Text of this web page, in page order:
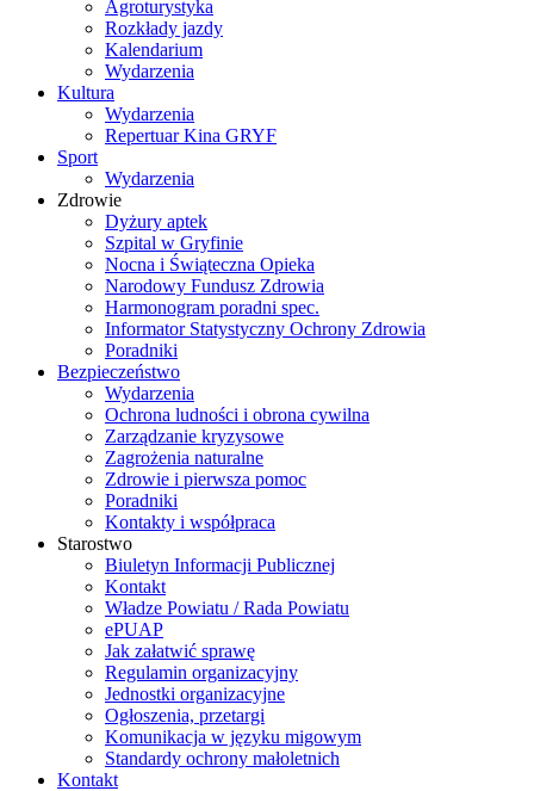
Agroturystyka
Rozkłady jazdy
Kalendarium
Wydarzenia
Kultura
Wydarzenia
Repertuar Kina GRYF
Sport
Wydarzenia
Zdrowie
Dyżury aptek
Szpital w Gryfinie
Nocna i Świąteczna Opieka
Narodowy Fundusz Zdrowia
Harmonogram poradni spec.
Informator Statystyczny Ochrony Zdrowia
Poradniki
Bezpieczeństwo
Wydarzenia
Ochrona ludności i obrona cywilna
Zarządzanie kryzysowe
Zagrożenia naturalne
Zdrowie i pierwsza pomoc
Poradniki
Kontakty i współpraca
Starostwo
Biuletyn Informacji Publicznej
Kontakt
Władze Powiatu / Rada Powiatu
ePUAP
Jak załatwić sprawę
Regulamin organizacyjny
Jednostki organizacyjne
Ogłoszenia, przetargi
Komunikacja w języku migowym
Standardy ochrony małoletnich
Kontakt